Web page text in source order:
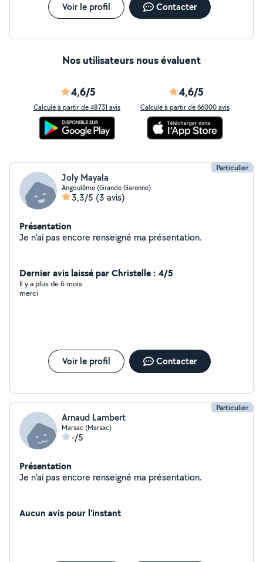
Voir le profil Contacter
Nos utilisateurs nous évaluent
4,6/5
Calculé à partir de 48731 avis
4,6/5
Calculé à partir de 66000 avis
Particulier
Joly Mayala
Angoulême (Grande Garenne)
3,3/5 (3 avis)
Présentation
Je n'ai pas encore renseigné ma présentation.
Dernier avis laissé par Christelle : 4/5
Il y a plus de 6 mois
merci
Voir le profil Contacter
Particulier
Arnaud Lambert
Marsac (Marsac)
-/5
Présentation
Je n'ai pas encore renseigné ma présentation.
Aucun avis pour l'instant